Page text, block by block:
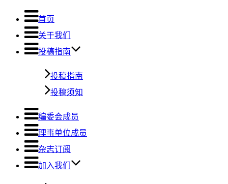
首页
关于我们
投稿指南
投稿指南
投稿须知
编委会成员
理事单位成员
杂志订阅
加入我们